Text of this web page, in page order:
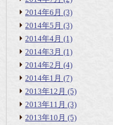
2014年6月 (3)
2014年5月 (3)
2014年4月 (1)
2014年3月 (1)
2014年2月 (4)
2014年1月 (7)
2013年12月 (5)
2013年11月 (3)
2013年10月 (5)